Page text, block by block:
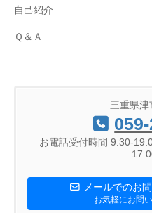
自己紹介
Ｑ＆Ａ
三重県
お電話受付時間 9:30-
メールでのお
お気軽にお問